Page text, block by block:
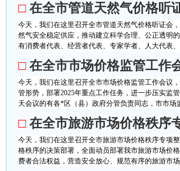
□ 在全市管道天然气价格听
今天，我们在这里召开全市管道天然气价格听证会
然气安全稳定供应，推动建立科学合理、公正透明
有消费者代表、经营者代表、专家学者、人大代表
□ 在全市市场价格监管工作
今天，我们在这里召开全市市场价格监管工作会议
管形势，部署2025年重点工作任务，进一步压实监
天会议的有各*区（县）政府分管负责同志，市市
□ 在全市旅游市场价格秩序
今天，我们在这里召开全市旅游市场价格秩序专项
格秩序的决策部署，全面动员部署我市旅游市场价
费者合法权益，营造安全放心、规范有序的旅游市